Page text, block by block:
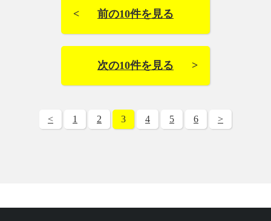
前の10件を見る
次の10件を見る
< 1 2 3 4 5 6 >